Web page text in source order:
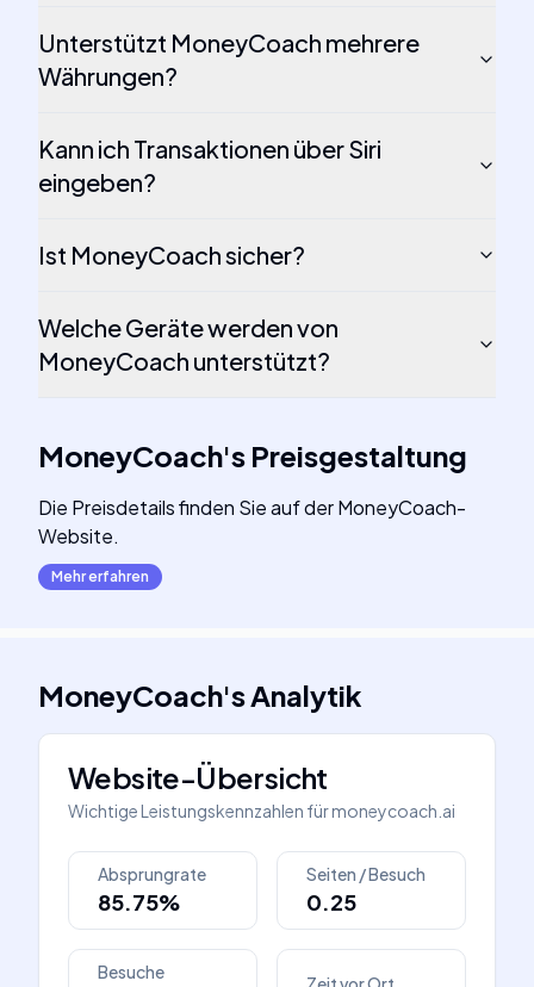
Unterstützt MoneyCoach mehrere
Währungen?
Kann ich Transaktionen über Siri
eingeben?
Ist MoneyCoach sicher?
Welche Geräte werden von
MoneyCoach unterstützt?
MoneyCoach's Preisgestaltung
Die Preisdetails finden Sie auf der MoneyCoach-
Website.
Mehr erfahren
MoneyCoach'sAnalytik
Website-Übersicht
Wichtige Leistungskennzahlen fürmoneycoach.ai
Absprungrate
85.75%
Seiten / Besuch
0.25
Besuche